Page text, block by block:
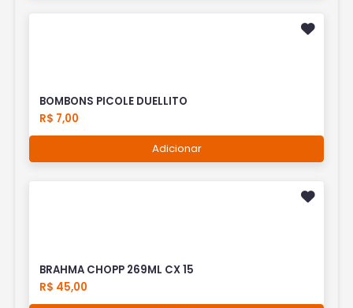
BOMBONS PICOLE DUELLITO
R$ 7,00
Adicionar
BRAHMA CHOPP 269ML CX 15
R$ 45,00